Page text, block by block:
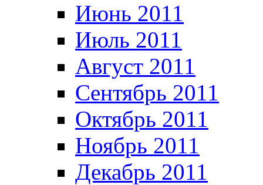
Июнь 2011
Июль 2011
Август 2011
Сентябрь 2011
Октябрь 2011
Ноябрь 2011
Декабрь 2011